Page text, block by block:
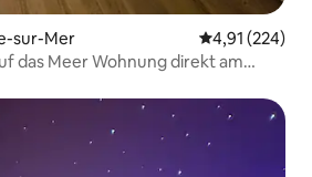
sur-Mer
4,91 (224)
das Meer Wohnung direkt am